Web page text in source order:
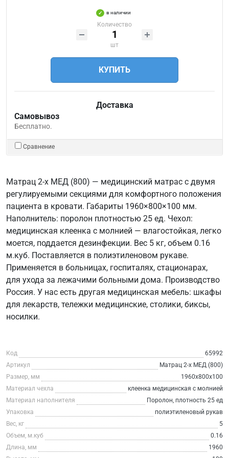
в наличии
Количество
шт
КУПИТЬ
Доставка
Самовывоз
Бесплатно.
Сравнение
Матрац 2-х МЕД (800) — медицинский матрас с двумя
регулируемыми секциями для комфортного положения
пациента в кровати. Габариты 1960×800×100 мм.
Наполнитель: поролон плотностью 25 ед. Чехол:
медицинская клеенка с молнией — влагостойкая, легко
моется, поддается дезинфекции. Вес 5 кг, объем 0.16
м.куб. Поставляется в полиэтиленовом рукаве.
Применяется в больницах, госпиталях, стационарах,
для ухода за лежачими больными дома. Производство
Россия. У нас есть другая медицинская мебель: шкафы
для лекарств, тележки медицинские, столики, биксы,
носилки.
Код
65992
Артикул
Матрац 2-х МЕД (800)
Размер, мм
1960х800х100
Материал чехла
клеенка медицинская с молнией
Материал наполнителя
Поролон, плотность 25 ед
Упаковка
полиэтиленовый рукав
Вес, кг
5
Объем, м.куб
0.16
Длина, мм
1960